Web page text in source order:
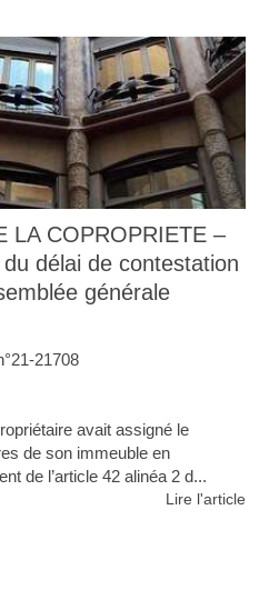
LA COPROPRIETE –
délai de contestation
générale
21708
avait assigné le
de son immeuble en
de l’article 42 alinéa 2 d...
Lire l'article